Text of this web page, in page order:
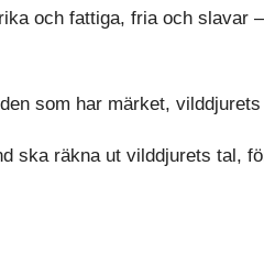
och fattiga, fria och slavar
som har märket,
ska räkna ut vilddjurets tal,